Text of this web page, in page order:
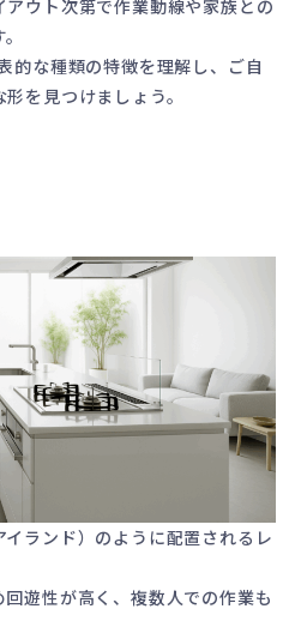
ウト次第で作業動線や家族との
的な種類の特徴を理解し、ご自
を見つけましょう。
ランド）のように配置されるレ
遊性が高く、複数人での作業も